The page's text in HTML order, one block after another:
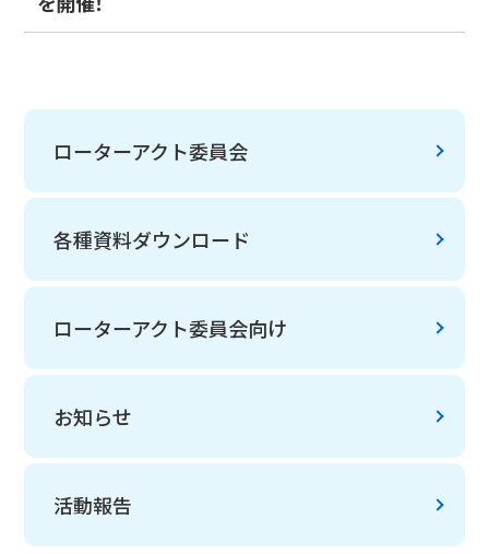
ローターアクト委員会
各種資料ダウンロード
ローターアクト委員会向け
お知らせ
活動報告